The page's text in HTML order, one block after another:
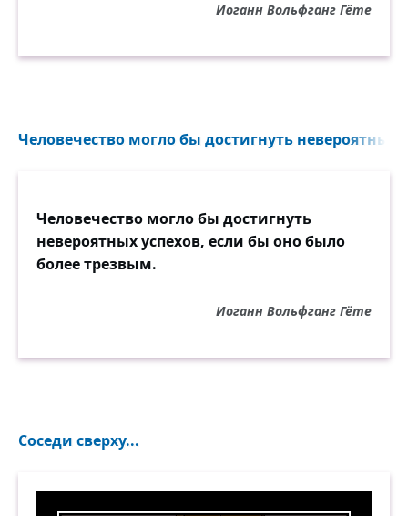
Иоганн Вольфганг Гёте
Человечество могло бы достигнуть невероятных
Человечество могло бы достигнуть
невероятных успехов, если бы оно было
более трезвым.
Иоганн Вольфганг Гёте
Соседи сверху...